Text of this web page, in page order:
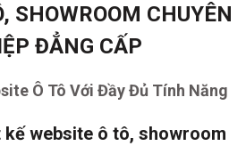
SHOWROOM CHUYÊN
ĐẲNG CẤP
Ô Tô Với Đầy Đủ Tính Năng
kế website ô tô, showroom